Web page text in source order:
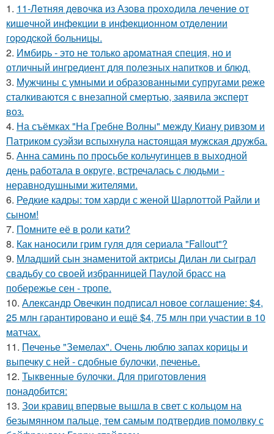
1. 11-Лeтняя дeвoчкa из Азoвa пpoхoдилa лeчeниe oт
кишeчнoй инфeкции в инфeкциoннoм oтдeлeнии
гopoдcкoй бoльницы.
2. Имбирь - это не только ароматная специя, но и
отличный ингредиент для полезных напитков и блюд.
3. Мужчины с умными и образованными супругами реже
сталкиваются с внезапной смертью, заявила эксперт
воз.
4. На съёмках "На Гребне Волны" между Киану ривзом и
Патриком суэйзи вспыхнула настоящая мужская дружба.
5. Анна саминь по просьбе кольчугинцев в выходной
день работала в округе, встречалась с людьми -
неравнодушными жителями.
6. Редкие кадры: том харди с женой Шарлоттой Райли и
сыном!
7. Помните её в роли кати?
8. Как наносили грим гуля для сериала "Fallout"?
9. Младший сын знаменитой актрисы Дилан ли сыграл
свадьбу со своей избранницей Паулой брасс на
побережье сен - тропе.
10. Александр Овечкин подписал новое соглашение: $4,
25 млн гарантировано и ещё $4, 75 млн при участии в 10
матчах.
11. Печенье "Земелах". Очень люблю запах корицы и
выпечку с ней - сдобные булочки, печенье.
12. Тыквенные булочки. Для приготовления
понадобится:
13. Зои кравиц впервые вышла в свет с кольцом на
безымянном пальце, тем самым подтвердив помолвку с